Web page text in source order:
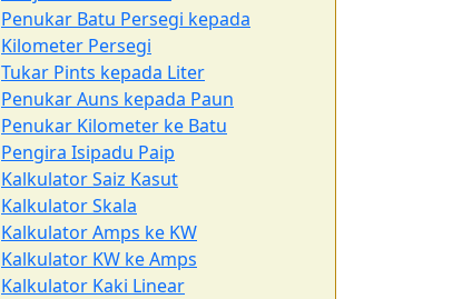
Penukar Batu Persegi kepada
Kilometer Persegi
Tukar Pints kepada Liter
Penukar Auns kepada Paun
Penukar Kilometer ke Batu
Pengira Isipadu Paip
Kalkulator Saiz Kasut
Kalkulator Skala
Kalkulator Amps ke KW
Kalkulator KW ke Amps
Kalkulator Kaki Linear